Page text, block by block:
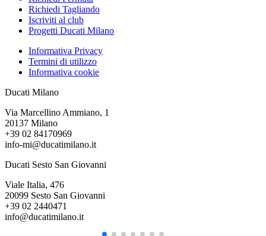
Richiedi Tagliando
Iscriviti al club
Progetti Ducati Milano
Informativa Privacy
Termini di utilizzo
Informativa cookie
Ducati Milano
Via Marcellino Ammiano, 1
20137 Milano
+39 02 84170969
info-mi@ducatimilano.it
Ducati Sesto San Giovanni
Viale Italia, 476
20099 Sesto San Giovanni
+39 02 2440471
info@ducatimilano.it